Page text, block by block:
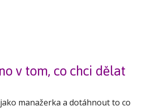
v tom, co chci dělat
manažerka a dotáhnout to co